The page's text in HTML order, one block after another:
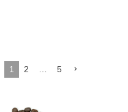
1 2 5